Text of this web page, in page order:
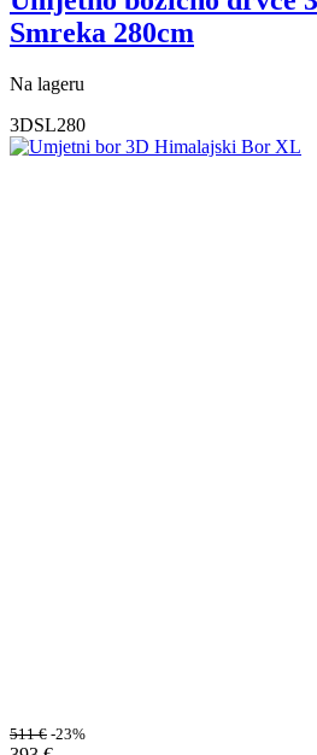
Smreka 280cm
Na lageru
3DSL280
511€ -23%